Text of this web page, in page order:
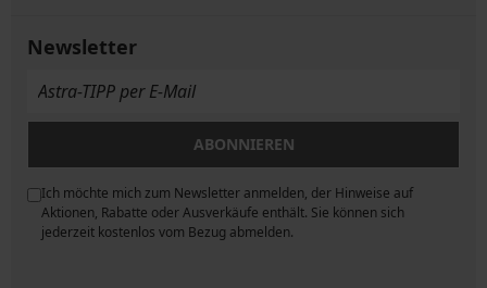
Newsletter
ABONNIEREN
Ich möchte mich zum Newsletter anmelden, der Hinweise auf
Aktionen, Rabatte oder Ausverkäufe enthält. Sie können sich
jederzeit kostenlos vom Bezug abmelden.